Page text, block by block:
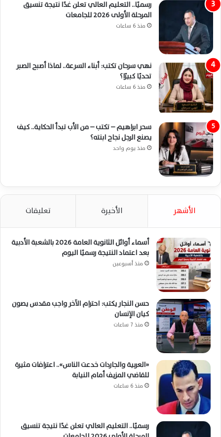
رسميًا.. التعليم العالي تعلن غدًا نتيجة تنسيق
المرحلة الأولى 2026 للجامعات
منذ 6 ساعات
نهي سرحان تكتب: أبناء السرعة.. لماذا أصبح الصبر
تحديًا كبيرًا؟
منذ 6 ساعات
سحر ابراهيم – تكتب – من الأب تبدأ الحكاية.. كيف
يصنع الرجل نجاح ابنته؟
منذ يوم واحد
الأشهر الأخيرة تعليقات
أسماء أوائل الثانوية العامة 2026 بالشعبة الأدبية
بعد اعتماد النتيجة رسميًا اليوم
منذ أسبوعين
حسن النجار يكتب: احترام الآخر واجب مقدس يصون
كيان الإنسان
منذ 7 ساعات
«العربية والجاردات خدعت الناس».. اعترافات مثيرة
للقاضي المزيف أمام النيابة
منذ 6 ساعات
رسميًا.. التعليم العالي تعلن غدًا نتيجة تنسيق